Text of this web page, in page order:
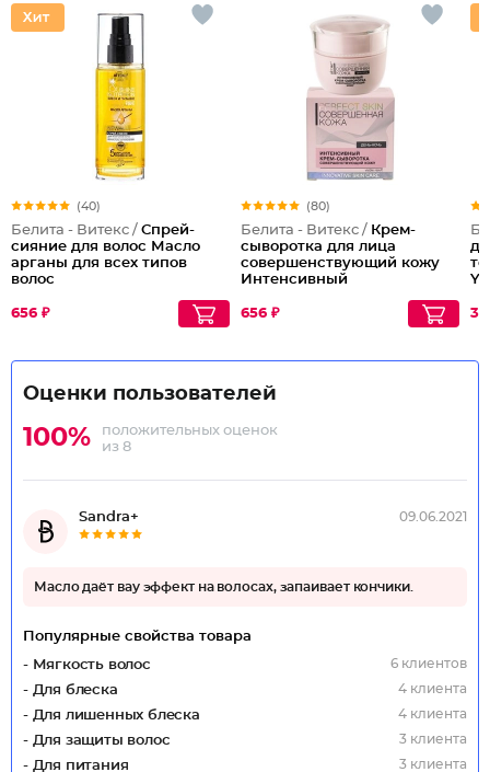
(40)
Белита - Витекс / Спрей-
сияние для волос Масло
арганы для всех типов
волос
656 ₽
(80)
Белита - Витекс / Крем-
сыворотка для лица
совершенствующий кожу
Интенсивный
656 ₽
Оценки пользователей
100%
положительных оценок
из 8
Sandra+ 09.06.2021
Масло даёт вау эффект на волосах, запаивает кончики.
Популярные свойства товара
- Мягкость волос
6 клиентов
- Для блеска 4 клиента
- Для лишенных блеска 4 клиента
- Для защиты волос 3 клиента
- Для питания 3 клиента